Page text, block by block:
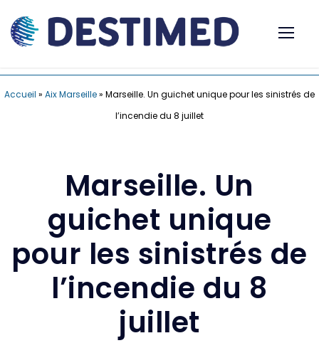
Accueil » Aix Marseille» Marseille. Un guichet unique pour les sinistrés de
l’incendie du 8 juillet
Marseille. Un
guichet unique
pour les sinistrés de
l’incendie du 8
juillet